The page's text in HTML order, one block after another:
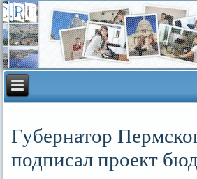
Губернатор
подписал проект